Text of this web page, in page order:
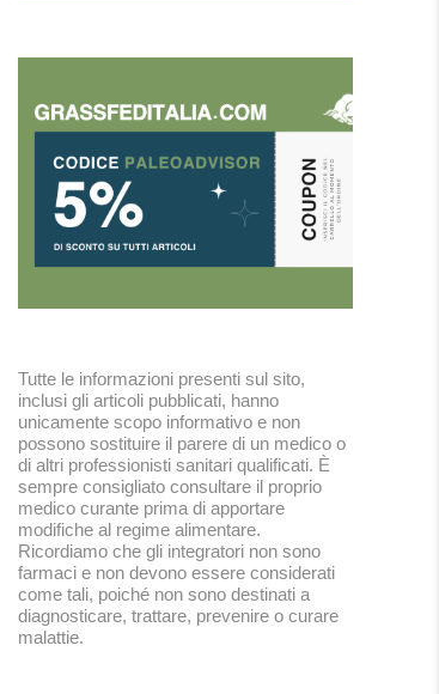
Tutte le informazioni presenti sul sito,
inclusi gli articoli pubblicati, hanno
unicamente scopo informativo e non
possono sostituire il parere di un medico o
di altri professionisti sanitari qualificati. È
sempre consigliato consultare il proprio
medico curante prima di apportare
modifiche al regime alimentare.
Ricordiamo che gli integratori non sono
farmaci e non devono essere considerati
come tali, poiché non sono destinati a
diagnosticare, trattare, prevenire o curare
malattie.